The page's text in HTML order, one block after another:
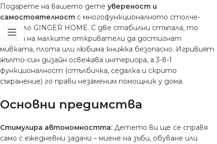
Подарете на вашето дете увереност и
самостоятелност с многофункционалното столче-
стъпало GINGER HOME. С две стабилни стъпала, то
помага на малките откриватели да достигнат
мивката, плота или любима книжка безопасно. Игривият
жълто-син дизайн освежава интериора, а 3-в-1
функционалност (стълбичка, седалка и скрито
съхранение) го прави незаменим помощник у дома.
Основни предимства
Стимулира автономността: Детето ви ще се справя
само с ежедневни задачи – миене на зъби, обуване или